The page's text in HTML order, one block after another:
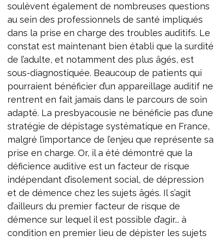
soulèvent également de nombreuses questions
au sein des professionnels de santé impliqués
dans la prise en charge des troubles auditifs. Le
constat est maintenant bien établi que la surdité
de l’adulte, et notamment des plus âgés, est
sous-diagnostiquée. Beaucoup de patients qui
pourraient bénéficier d’un appareillage auditif ne
rentrent en fait jamais dans le parcours de soin
adapté. La presbyacousie ne bénéficie pas d’une
stratégie de dépistage systématique en France,
malgré l’importance de l’enjeu que représente sa
prise en charge. Or, il a été démontré que la
déficience auditive est un facteur de risque
indépendant d’isolement social, de dépression
et de démence chez les sujets âgés. Il s’agit
d’ailleurs du premier facteur de risque de
démence sur lequel il est possible d’agir... à
condition en premier lieu de dépister les sujets